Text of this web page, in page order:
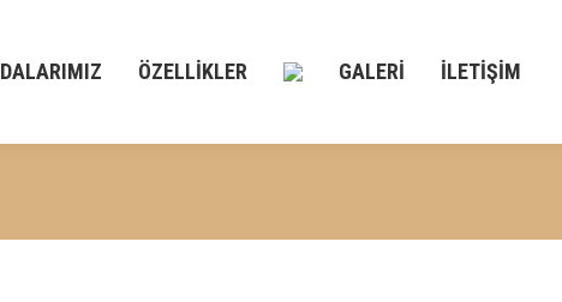
ÖZELLIKLER GALERI İLETIŞIM